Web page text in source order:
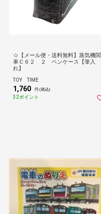
☆【メール便・送料無料】蒸気機関
車Ｃ６２ ２ ペンケース【筆入
れ】
TOY TIME
1,760 円 (税込)
32ポイント